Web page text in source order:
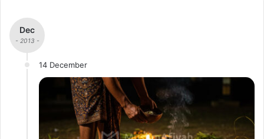
Dec
- 2013 -
14 December